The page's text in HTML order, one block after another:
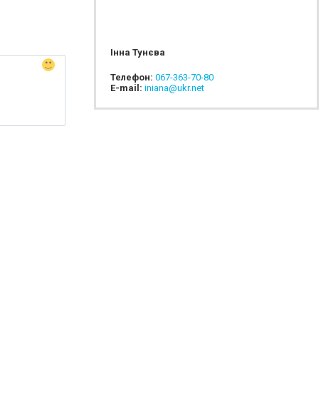
Інна Тунєва
Телефон: 067-363-70-80
E-mail: iniana@ukr.net